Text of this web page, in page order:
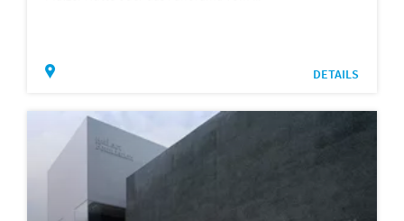
DETAILS